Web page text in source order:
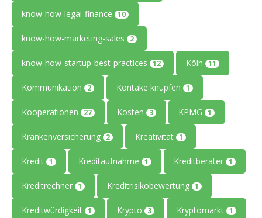
know-how-legal-finance 10
know-how-marketing-sales 2
know-how-startup-best-practices 12 Köln 11
Kommunikation 2 Kontake knüpfen 1
Kooperationen 27 Kosten 3 KPMG 1
Krankenversicherung 2 Kreativität 1
Kredit 1 Kreditaufnahme 1 Kreditberater 1
Kreditrechner 1 Kreditrisikobewertung 1
Kreditwürdigkeit 1 Krypto 3 Kryptomarkt 1